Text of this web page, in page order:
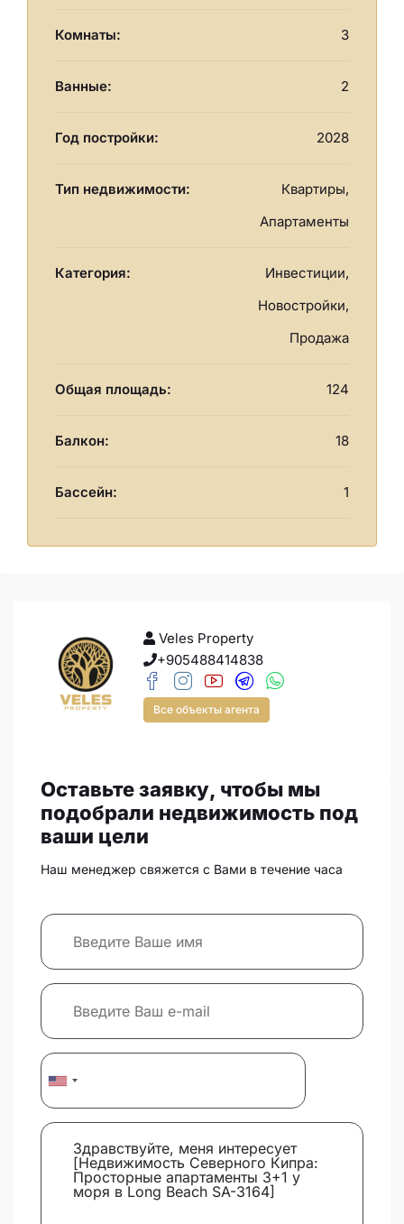
Комнаты: 3
Ванные: 2
Год постройки: 2028
Тип недвижимости:
Квартиры,
Апартаменты
Категория:
Инвестиции,
Новостройки,
Продажа
Общая площадь: 124
Балкон: 18
Бассейн: 1
Veles Property
+905488414838
Все объекты агента
Оставьте заявку, чтобы мы
подобрали недвижимость под
ваши цели
Наш менеджер свяжется с Вами в течение часа